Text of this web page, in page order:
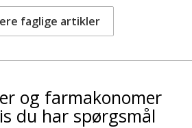
faglige artikler
og farmakonomer
du har spørgsmål